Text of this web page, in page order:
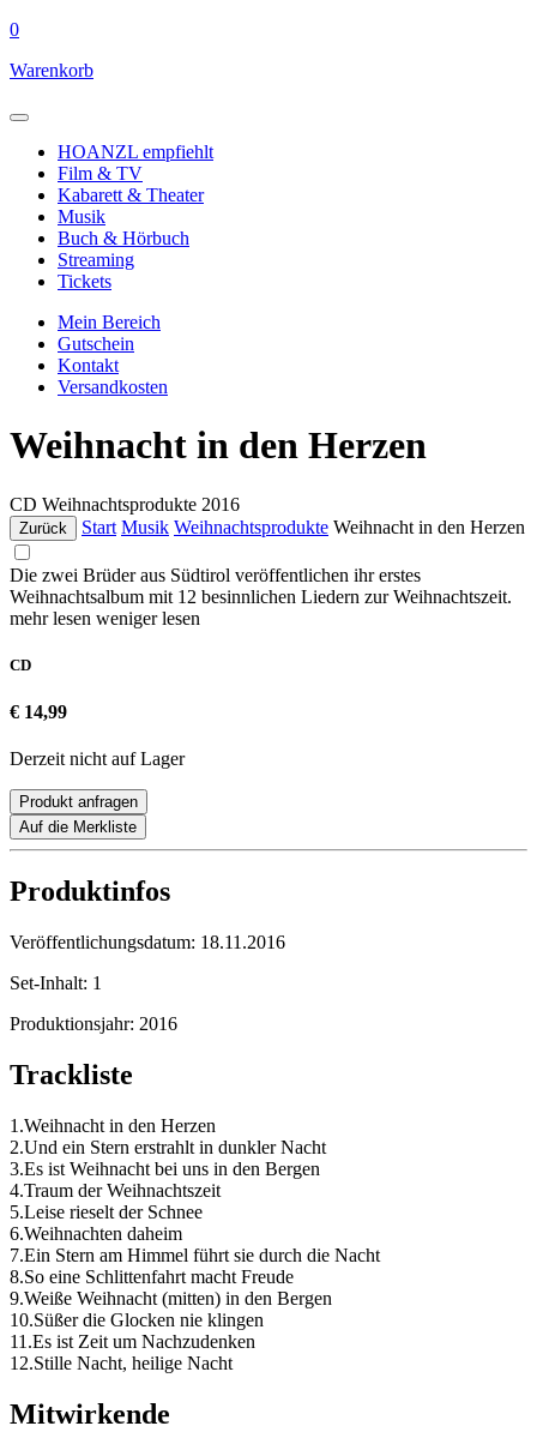
0
Warenkorb
HOANZL empfiehlt
Film & TV
Kabarett & Theater
Musik
Buch & Hörbuch
Streaming
Tickets
Mein Bereich
Gutschein
Kontakt
Versandkosten
Weihnacht in den Herzen
CD Weihnachtsprodukte 2016
Zurück Start Musik Weihnachtsprodukte Weihnacht in den Herzen
Die zwei Brüder aus Südtirol veröffentlichen ihr erstes
Weihnachtsalbum mit 12 besinnlichen Liedern zur Weihnachtszeit.
mehr lesen weniger lesen
CD
€ 14,99
Derzeit nicht auf Lager
Produkt anfragen
Auf die Merkliste
Produktinfos
Veröffentlichungsdatum: 18.11.2016
Set-Inhalt: 1
Produktionsjahr: 2016
Trackliste
1.Weihnacht in den Herzen
2.Und ein Stern erstrahlt in dunkler Nacht
3.Es ist Weihnacht bei uns in den Bergen
4.Traum der Weihnachtszeit
5.Leise rieselt der Schnee
6.Weihnachten daheim
7.Ein Stern am Himmel führt sie durch die Nacht
8.So eine Schlittenfahrt macht Freude
9.Weiße Weihnacht (mitten) in den Bergen
10.Süßer die Glocken nie klingen
11.Es ist Zeit um Nachzudenken
12.Stille Nacht, heilige Nacht
Mitwirkende